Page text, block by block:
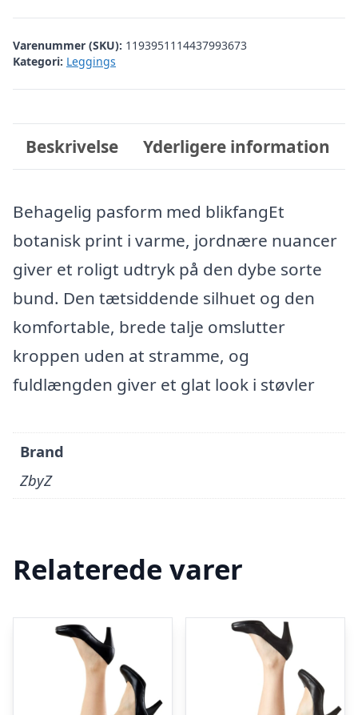
Varenummer (SKU): 1193951114437993673
Kategori: Leggings
Beskrivelse Yderligere information
Behagelig pasform med blikfangEt
botanisk print i varme, jordnære nuancer
giver et roligt udtryk på den dybe sorte
bund. Den tætsiddende silhuet og den
komfortable, brede talje omslutter
kroppen uden at stramme, og
fuldlængden giver et glat look i støvler
Brand
ZbyZ
Relaterede varer